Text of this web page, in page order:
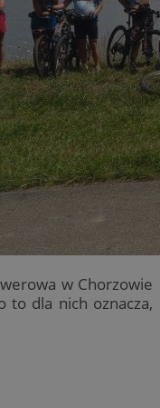
w Chorzowie
to dla nich oznacza,